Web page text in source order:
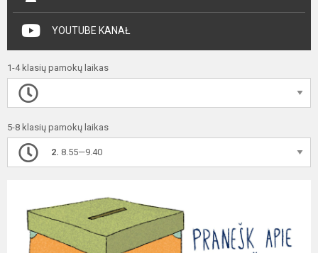
YOUTUBE KANAŁ
1-4 klasių pamokų laikas
5-8 klasių pamokų laikas
2. 8.55—9.40